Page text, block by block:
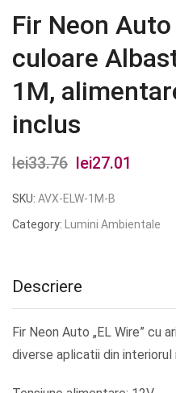
Fir Neon Auto
culoare
1M,
inclus
lei33.76
Prețul
inițial
a
lei27.01
este:
SKU: AVX-ELW-1M-B
Category:
Lumini Ambientale
Descriere
Fir Neon Auto „EL Wire” cu
diverse aplicatii din interiorul